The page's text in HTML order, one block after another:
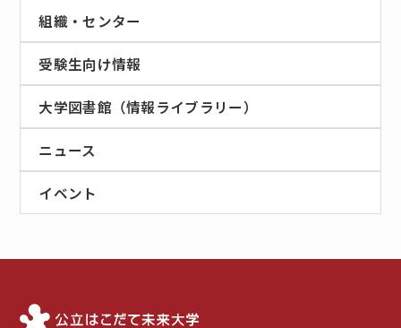
組織・センター
受験生向け情報
大学図書館（情報ライブラリー）
ニュース
イベント